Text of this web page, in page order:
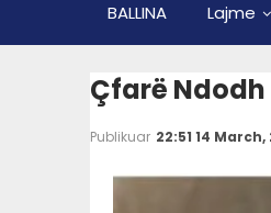
BALLINA Lajme
Çfarë Ndodh
Publikuar 22:51 14 March,